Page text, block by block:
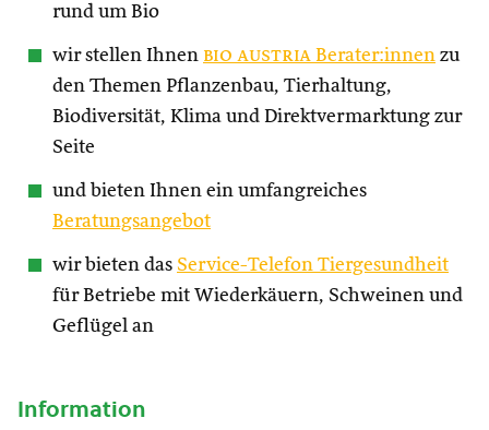
rund um Bio
wir stellen Ihnen bio austria Berater:innen zu
den Themen Pflanzenbau, Tierhaltung,
Biodiversität, Klima und Direktvermarktung zur
Seite
und bieten Ihnen ein umfangreiches
Beratungsangebot
wir bieten das Service-Telefon Tiergesundheit
für Betriebe mit Wiederkäuern, Schweinen und
Geflügel an
Information